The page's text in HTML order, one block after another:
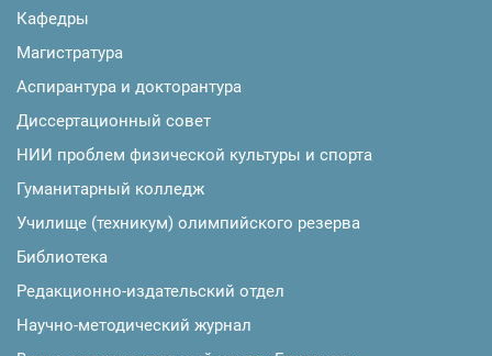
Кафедры
Магистратура
Аспирантура и докторантура
Диссертационный совет
НИИ проблем физической культуры и спорта
Гуманитарный колледж
Училище (техникум) олимпийского резерва
Библиотека
Редакционно-издательский отдел
Научно-методический журнал